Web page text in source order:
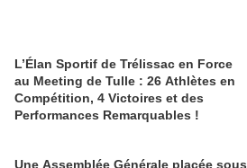
L’Élan Sportif de Trélissac en Force
au Meeting de Tulle : 26 Athlètes en
Compétition, 4 Victoires et des
Performances Remarquables !
Une Assemblée Générale placée sous